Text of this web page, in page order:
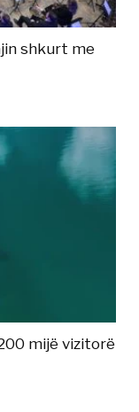
shkurt me
mijë vizitorë